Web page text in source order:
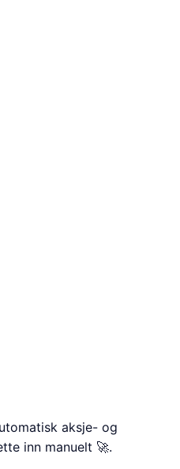
aksje- og
inn manuelt 🚀.